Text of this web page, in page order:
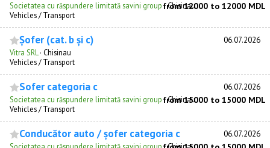
Societatea cu răspundere limitată savini group·Chisinau
from 12000 to 12000 MDL
Vehicles / Transport
Șofer (cat. b și c) 06.07.2026
Vitra SRL · Chisinau
Vehicles / Transport
Sofer categoria c 06.07.2026
Societatea cu răspundere limitată savini group·Chisinau
from 15000 to 15000 MDL
Vehicles / Transport
Conducător auto / șofer categoria c 06.07.2026